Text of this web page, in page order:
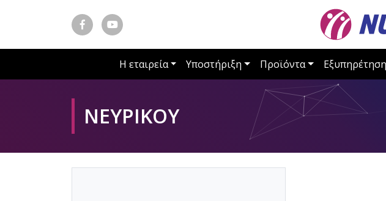
Η εταιρεία Υποστήριξη Προϊόντα
ΝΕΥΡΙΚΟΥ